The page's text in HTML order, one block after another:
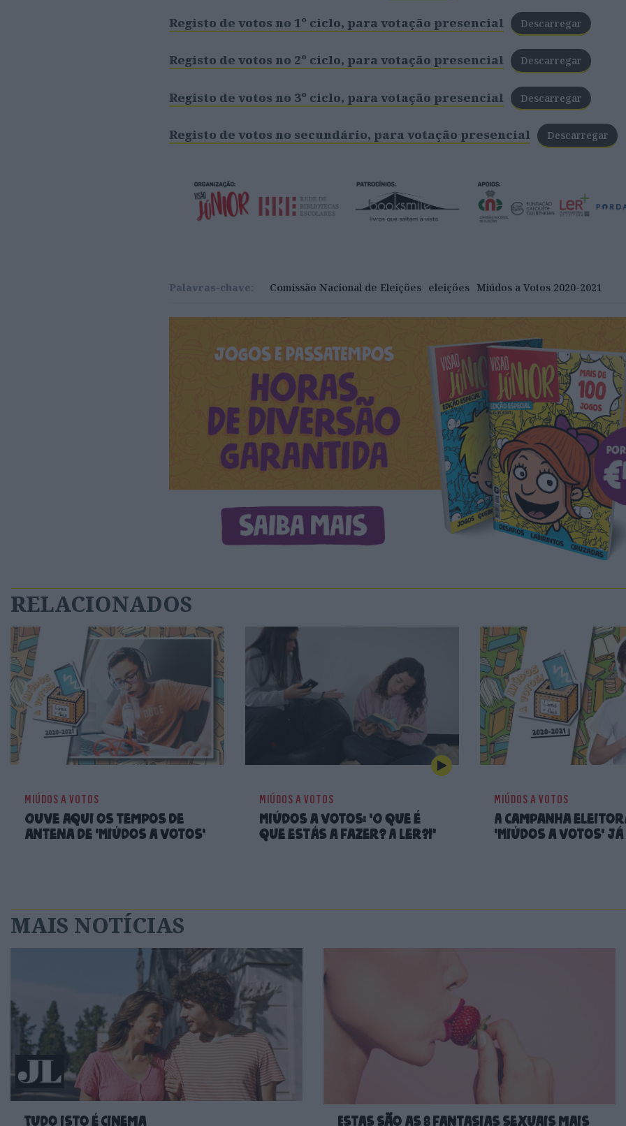
Registo de votos no 1º ciclo, para votação presencial Descarregar
Registo de votos no 2º ciclo, para votação presencial Descarregar
Registo de votos no 3º ciclo, para votação presencial Descarregar
Registo de votos no secundário, para votação presencial Descarregar
Palavras-chave: Comissão Nacional de Eleições eleições Miúdos a Votos 2020-2021
RELACIONADOS
MIÚDOS A VOTOS
Ouve aqui os tempos de
antena de 'Miúdos a Votos'
MIÚDOS A VOTOS
Miúdos a Votos: 'O que é
que estás a fazer? A ler?!'
MIÚDOS A VOTOS
A campanha
'Miúdos a Votos' já
MAIS NOTÍCIAS
Tudo isto é cinema Estas são as 8 fantasias sexuais mais